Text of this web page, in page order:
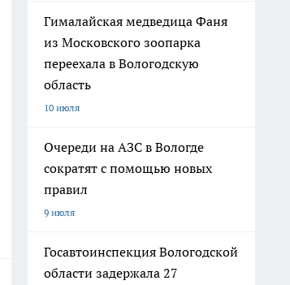
Гималайская медведица Фаня
из Московского зоопарка
переехала в Вологодскую
область
10 июля
Очереди на АЗС в Вологде
сократят с помощью новых
правил
9 июля
Госавтоинспекция Вологодской
области задержала 27